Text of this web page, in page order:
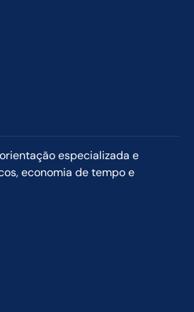
especializada e
economia de tempo e